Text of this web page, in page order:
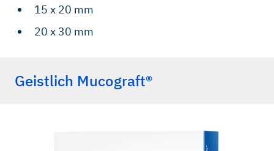
15 x 20 mm
20 x 30 mm
Geistlich Mucograft®